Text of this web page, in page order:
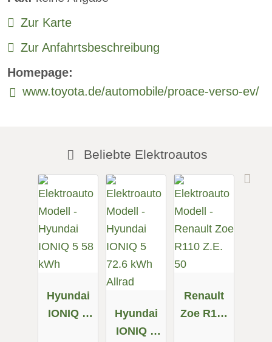
Freisprecheinrichtung:
Zur Karte
Zur Anfahrtsbeschreibung
Homepage:
www.toyota.de/automobile/proace-verso-ev/
Beliebte Elektroautos
Hyundai
IONIQ 5
Hyundai
IONIQ 5
Renault
Zoe R110